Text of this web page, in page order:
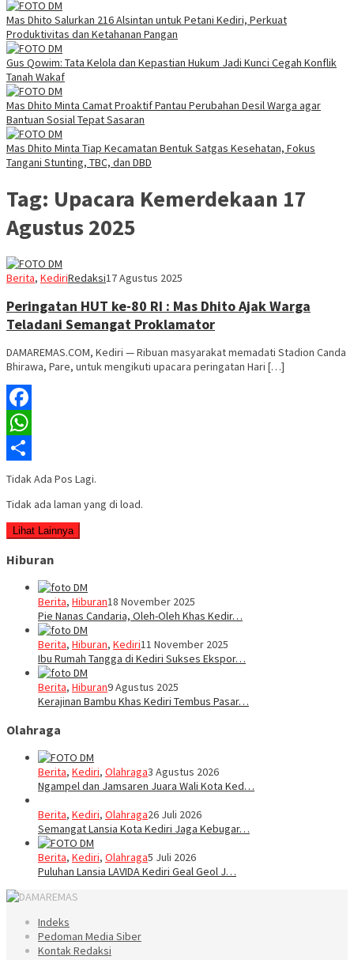
Mas Dhito Salurkan 216 Alsintan untuk Petani Kediri, Perkuat
Produktivitas dan Ketahanan Pangan
Gus Qowim: Tata Kelola dan Kepastian Hukum Jadi Kunci Cegah Konflik
Tanah Wakaf
Mas Dhito Minta Camat Proaktif Pantau Perubahan Desil Warga agar
Bantuan Sosial Tepat Sasaran
Mas Dhito Minta Tiap Kecamatan Bentuk Satgas Kesehatan, Fokus
Tangani Stunting, TBC, dan DBD
Tag: Upacara Kemerdekaan 17
Agustus 2025
Berita, KediriRedaksi17 Agustus 2025
Peringatan HUT ke-80 RI : Mas Dhito Ajak Warga
Teladani Semangat Proklamator
DAMAREMAS.COM, Kediri — Ribuan masyarakat memadati Stadion Canda
Bhirawa, Pare, untuk mengikuti upacara peringatan Hari […]
Facebook
WhatsApp
Share
Tidak Ada Pos Lagi.
Tidak ada laman yang di load.
Lihat Lainnya
Hiburan
Berita, Hiburan18 November 2025
Pie Nanas Candaria, Oleh-Oleh Khas Kedir…
Berita, Hiburan, Kediri11 November 2025
Ibu Rumah Tangga di Kediri Sukses Ekspor…
Berita, Hiburan9 Agustus 2025
Kerajinan Bambu Khas Kediri Tembus Pasar…
Olahraga
Berita, Kediri, Olahraga3 Agustus 2026
Ngampel dan Jamsaren Juara Wali Kota Ked…
Berita, Kediri, Olahraga26 Juli 2026
Semangat Lansia Kota Kediri Jaga Kebugar…
Berita, Kediri, Olahraga5 Juli 2026
Puluhan Lansia LAVIDA Kediri Geal Geol J…
Indeks
Pedoman Media Siber
Kontak Redaksi